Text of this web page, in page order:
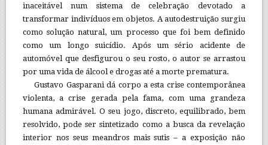
inaceitável num sistema de celebração devotado a
transformar indivíduos em objetos. A autodestruição surgiu
como solução natural, um processo que foi bem definido
como um longo suicídio. Após um sério acidente de
automóvel que desfigurou o seu rosto, o autor se arrastou
por uma vida de álcool e drogas até a morte prematura.
Gustavo Gasparani dá corpo a esta crise contemporânea
violenta, a crise gerada pela fama, com uma grandeza
humana admirável. O seu jogo, discreto, equilibrado, bem
resolvido, pode ser sintetizado como a busca da revelação
interior nos seus meandros mais sutis – a exposição não